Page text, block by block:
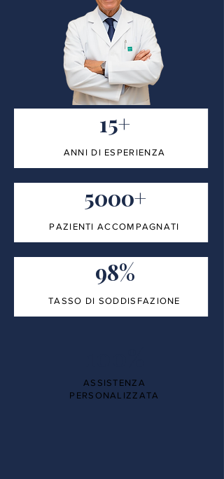
15+
ANNI DI ESPERIENZA
5000+
PAZIENTI ACCOMPAGNATI
98%
TASSO DI SODDISFAZIONE
ASSISTENZA
PERSONALIZZATA